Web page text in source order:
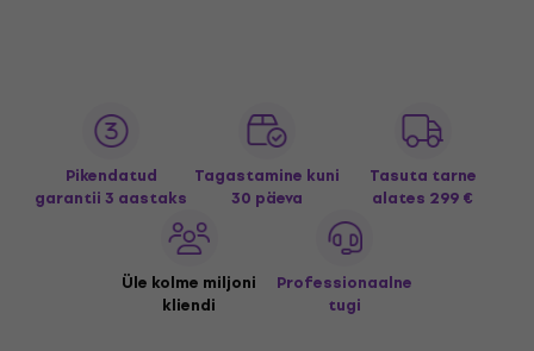
Pikendatud
garantii 3 aastaks
Tagastamine kuni
30 päeva
Tasuta tarne
alates 299 €
Üle kolme miljoni
kliendi
Professionaalne
tugi